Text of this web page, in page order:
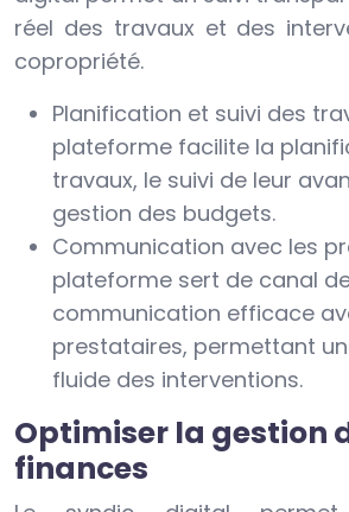
réel des travaux et des
copropriété.
Planification et suivi des
plateforme facilite la
travaux, le suivi de leur
gestion des budgets.
Communication avec les
plateforme sert de canal
communication efficace
prestataires, permettant
fluide des interventions.
Optimiser la gestion
finances